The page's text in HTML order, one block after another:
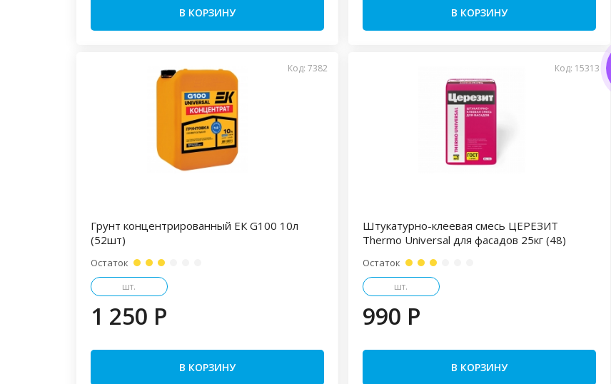
В КОРЗИНУ В КОРЗИНУ
Код: 7382
Грунт концентрированный ЕК G100 10л
(52шт)
Остаток
шт.
1 250 P
В КОРЗИНУ
Код: 15313
Штукатурно-клеевая смесь ЦЕРЕЗИТ
Thermо Universal для фасадов 25кг (48)
Остаток
шт.
990 P
В КОРЗИНУ